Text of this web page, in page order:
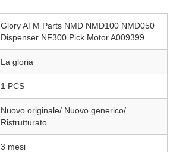
Glory ATM Parts NMD NMD100 NMD050
Dispenser NF300 Pick Motor A009399
La gloria
1 PCS
Nuovo originale/ Nuovo generico/
Ristrutturato
3 mesi